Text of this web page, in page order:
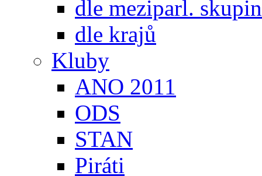
dle meziparl. skupin
dle krajů
Kluby
ANO 2011
ODS
STAN
Piráti